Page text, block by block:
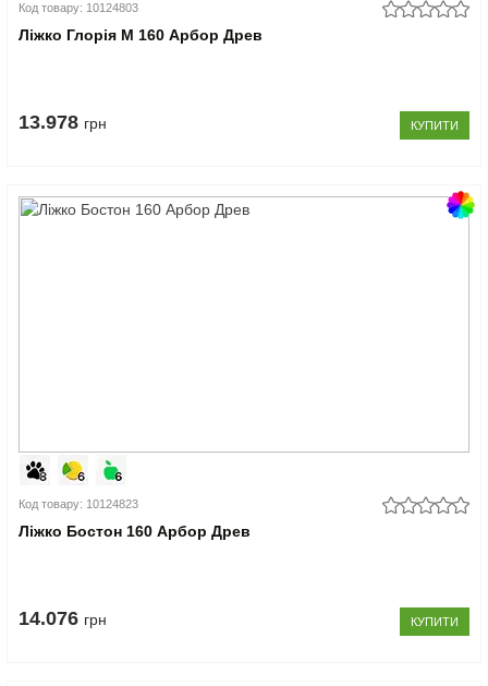
Код товару: 10124803
Ліжко Глорія М 160 Арбор Древ
13.978 грн КУПИТИ
Код товару: 10124823
Ліжко Бостон 160 Арбор Древ
14.076 грн КУПИТИ